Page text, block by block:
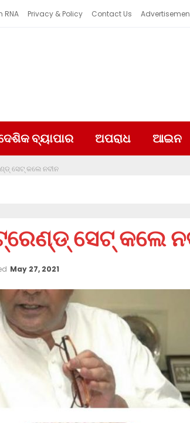
RNA Privacy & Policy Contact Us
ବ୍ୟାପାର ଅପରାଧ ଆଇନ
ସେଟ୍ କଲେ ନବୀନ
ସେଟ୍ କଲେ
May 27, 2021